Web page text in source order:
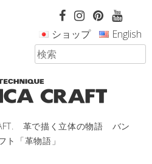
革で描く立体の物語 バン
ト「革物語」
ショップ English